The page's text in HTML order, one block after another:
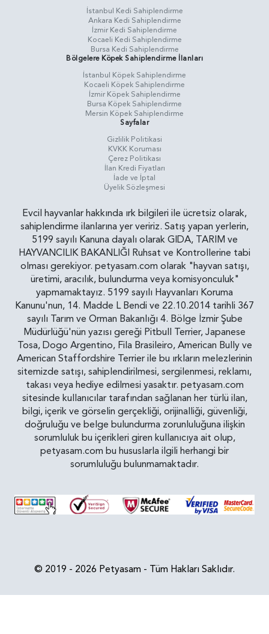
İstanbul Kedi Sahiplendirme
Ankara Kedi Sahiplendirme
İzmir Kedi Sahiplendirme
Kocaeli Kedi Sahiplendirme
Bursa Kedi Sahiplendirme
Bölgelere Köpek Sahiplendirme İlanları
İstanbul Köpek Sahiplendirme
Kocaeli Köpek Sahiplendirme
İzmir Köpek Sahiplendirme
Bursa Köpek Sahiplendirme
Mersin Köpek Sahiplendirme
Sayfalar
Gizlilik Politikasi
KVKK Koruması
Çerez Politikası
İlan Kredi Fiyatları
İade ve İptal
Üyelik Sözleşmesi
Evcil hayvanlar hakkında ırk bilgileri ile ücretsiz olarak,
sahiplendirme ilanlarına yer veririz. Satış yapan yerlerin,
5199 sayılı Kanuna dayalı olarak GIDA, TARIM ve
HAYVANCILIK BAKANLIĞI Ruhsat ve Kontrollerine tabi
olması gerekiyor. petyasam.com olarak "hayvan satışı,
üretimi, aracılık, bulundurma veya komisyonculuk"
yapmamaktayız. 5199 sayılı Hayvanları Koruma
Kanunu'nun, 14. Madde L Bendi ve 22.10.2014 tarihli 367
sayılı Tarım ve Orman Bakanlığı 4. Bölge İzmir Şube
Müdürlüğü'nün yazısı gereği Pitbull Terrier, Japanese
Tosa, Dogo Argentino, Fila Brasileiro, American Bully ve
American Staffordshire Terrier ile bu ırkların melezlerinin
sitemizde satışı, sahiplendirilmesi, sergilenmesi, reklamı,
takası veya hediye edilmesi yasaktır. petyasam.com
sitesinde kullanıcılar tarafından sağlanan her türlü ilan,
bilgi, içerik ve görselin gerçekliği, orijinalliği, güvenliği,
doğruluğu ve belge bulundurma zorunluluğuna ilişkin
sorumluluk bu içerikleri giren kullanıcıya ait olup,
petyasam.com bu hususlarla ilgili herhangi bir
sorumluluğu bulunmamaktadır.
© 2019 - 2026 Petyasam - Tüm Hakları Saklıdır.